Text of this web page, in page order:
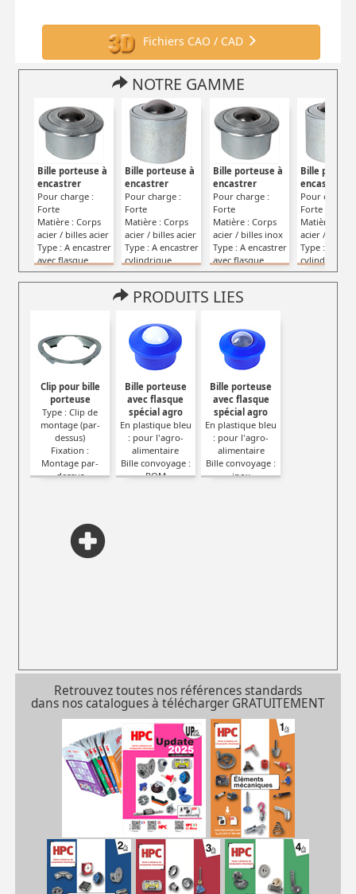
Fichiers CAO / CAD
NOTRE GAMME
Bille porteuse à
encastrer
Pour charge :
Forte
Matière : Corps
acier / billes acier
Type : A encastrer
avec flasque
Bille porteuse à
encastrer
Pour charge :
Forte
Matière : Corps
acier / billes acier
Type : A encastrer
cylindrique
Bille porteuse à
encastrer
Pour charge :
Forte
Matière : Corps
acier / billes inox
Type : A encastrer
avec flasque
Bille
encastrer
Pour charge
Forte
Matière :
acier / billes
Type : A
cylindrique
PRODUITS LIES
Clip pour bille
porteuse
Type : Clip de
montage (par-
dessus)
Fixation :
Montage par-
dessus
Bille porteuse
avec flasque
spécial agro
En plastique bleu
: pour l'agro-
alimentaire
Bille convoyage :
POM
Bille porteuse
avec flasque
spécial agro
En plastique bleu
: pour l'agro-
alimentaire
Bille convoyage :
inox
Retrouvez toutes nos références standards
dans nos catalogues à télécharger GRATUITEMENT